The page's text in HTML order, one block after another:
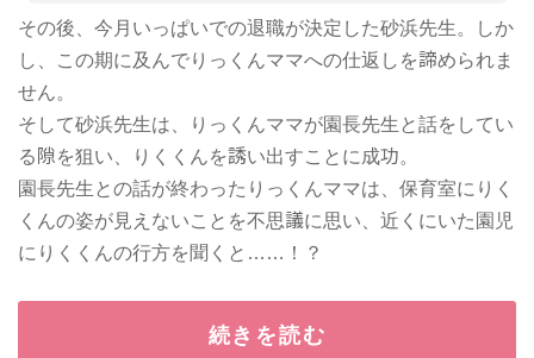
その後、今月いっぱいでの退職が決定した砂浜先生。しか
し、この期に及んでりっくんママへの仕返しを諦められま
せん。
そして砂浜先生は、りっくんママが園長先生と話をしてい
る隙を狙い、りくくんを誘い出すことに成功。
園長先生との話が終わったりっくんママは、保育室にりく
くんの姿が見えないことを不思議に思い、近くにいた園児
にりくくんの行方を聞くと……！？
続きを読む